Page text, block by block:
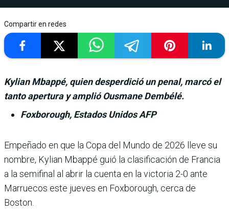
Compartir en redes
Kylian Mbappé, quien desperdició un penal, marcó el
tanto apertura y amplió Ousmane Dembélé.
Foxborough, Estados Unidos AFP
Empeñado en que la Copa del Mundo de 2026 lleve su
nombre, Kylian Mbappé guió la clasi­ficación de Francia
a la semi­final al abrir la cuenta en la victoria 2-0 ante
Marruecos este jueves en Foxborough, cerca de
Boston.